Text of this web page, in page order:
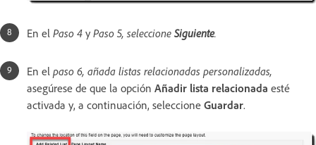
En el Paso 4 y Paso 5, seleccione Siguiente.
En el paso 6, añada listas relacionadas personalizadas,
asegúrese de que la opción Añadir lista relacionada esté
activada y, a continuación, seleccione Guardar.